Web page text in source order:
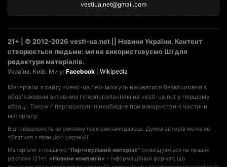
vestiua.net@gmail.com
21+ | © 2012-2026 vesti-ua.net || Новини України. Контент
створюється людьми: ми не використовуємо ШІ для
редактури матеріалів.
Україна. Київ. Ми у: Facebook Wikipedia
Матеріали з сайту «vesti-ua.net» можуть вживатися безкоштовно з
обов'язковим активним гіперпосиланням на vesti-ua.net у першому
абзаці. Також гіперпосилання необхідне при використанні частини
матеріалу.
Відповідальність за рекламу несе рекламодавець. Думка авторів може не
збігатися з позицією редакції.
Матеріали з плашкою "Партнерський матеріал" розміщуються на правах
реклами (21+). «Новини компаній» – інформаційний формат, що